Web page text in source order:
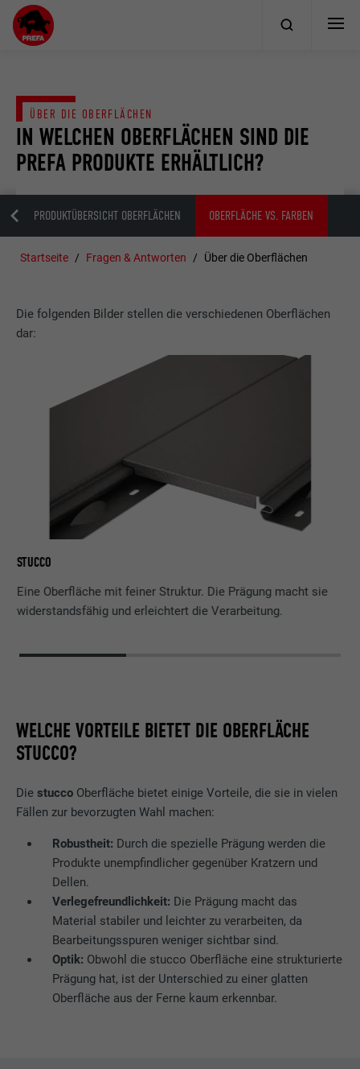
IN WELCHEN OBERFLÄCHEN SIND DIE
PREFA PRODUKTE ERHÄLTLICH?
ÜBER DIE OBERFLÄCHEN
PRODUKTÜBERSICHT OBERFLÄCHEN OBERFLÄCHE VS. FARBEN
Startseite Fragen & Antworten Über die Oberflächen
Die folgenden Bilder stellen die verschiedenen Oberflächen
dar:
STUCCO
Eine Oberfläche mit feiner Struktur. Die Prägung macht sie
widerstandsfähig und erleichtert die Verarbeitung.
WELCHE VORTEILE BIETET DIE OBERFLÄCHE
STUCCO?
Diestucco Oberfläche bietet einige Vorteile, die sie in vielen
Fällen zur bevorzugten Wahl machen:
Robustheit: Durch die spezielle Prägung werden die
Produkte unempfindlicher gegenüber Kratzern und
Dellen.
Verlegefreundlichkeit: Die Prägung macht das
Material stabiler und leichter zu verarbeiten, da
Bearbeitungsspuren weniger sichtbar sind.
Optik: Obwohl die stucco Oberfläche eine strukturierte
Prägung hat, ist der Unterschied zu einer glatten
Oberfläche aus der Ferne kaum erkennbar.